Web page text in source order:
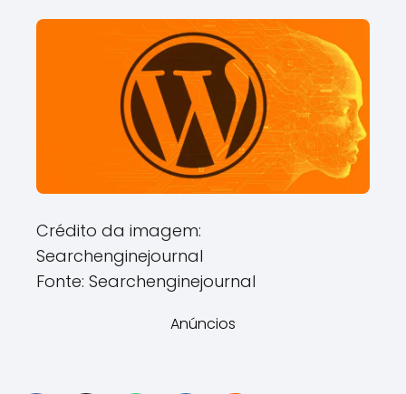
Crédito da imagem:
Searchenginejournal
Fonte: Searchenginejournal
Anúncios